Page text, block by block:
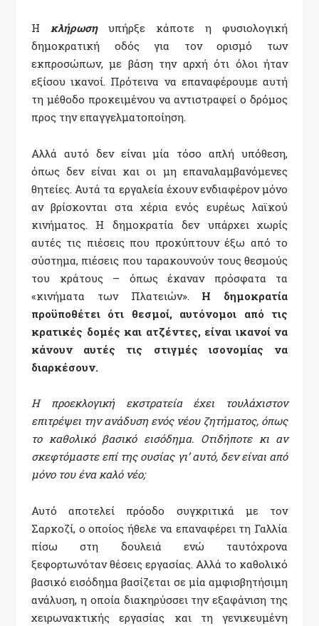
Η κλήρωσηυπήρξε κάποτε η φυσιολογική
δημοκρατική οδός για τον ορισμό των
εκπροσώπων, με βάση την αρχή ότι όλοι ήταν
εξίσου ικανοί. Πρότεινα να επαναφέρουμε αυτή
τη μέθοδο προκειμένου να αντιστραφεί ο δρόμος
προς την επαγγελματοποίηση.
Αλλά αυτό δεν είναι μία τόσο απλή υπόθεση,
όπως δεν είναι και οι μη επαναλαμβανόμενες
θητείες. Αυτά τα εργαλεία έχουν ενδιαφέρον μόνο
αν βρίσκονται στα χέρια ενός ευρέως λαϊκού
κινήματος. Η δημοκρατία δεν υπάρχει χωρίς
αυτές τις πιέσεις που προκύπτουν έξω από το
σύστημα, πιέσεις που ταρακουνούν τους θεσμούς
του κράτους – όπως έκαναν πρόσφατα τα
«κινήματα των Πλατειών». Η δημοκρατία
προϋποθέτει ότι θεσμοί, αυτόνομοι από τις
κρατικές δομές και ατζέντες, είναι ικανοί να
κάνουν αυτές τις στιγμές ισονομίας να
διαρκέσουν.
Η προεκλογική εκστρατεία έχει τουλάχιστον
επιτρέψει την ανάδυση ενός νέου ζητήματος, όπως
το καθολικό βασικό εισόδημα. Οτιδήποτε κι αν
σκεφτόμαστε επί της ουσίας γι’ αυτό, δεν είναι από
μόνο του ένα καλό νέο;
Αυτό αποτελεί πρόοδο συγκριτικά με τον
Σαρκοζί, ο οποίος ήθελε να επαναφέρει τη Γαλλία
πίσω στη δουλειά ενώ ταυτόχρονα
ξεφορτωνόταν θέσεις εργασίας. Αλλά το καθολικό
βασικό εισόδημα βασίζεται σε μία αμφισβητήσιμη
ανάλυση, η οποία διακηρύσσει την εξαφάνιση της
χειρωνακτικής εργασίας και τη γενικευμένη